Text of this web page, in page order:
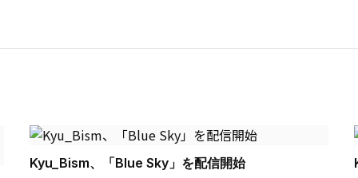
Kyu_Bism、「Blue Sky」を配信開始